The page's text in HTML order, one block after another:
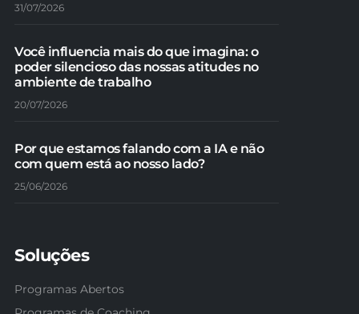
31/07/2026
Você influencia mais do que imagina: o
poder silencioso das nossas atitudes no
ambiente de trabalho
20/07/2026
Por que estamos falando com a IA e não
com quem está ao nosso lado?
25/06/2026
Soluções
Programas Abertos